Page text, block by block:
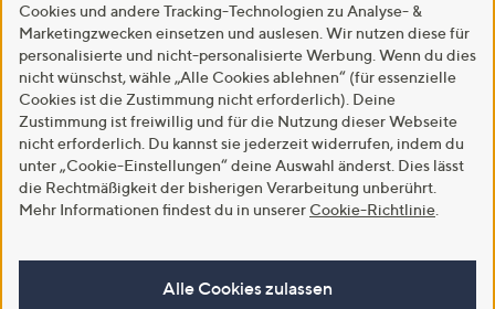
Cookies und andere Tracking-Technologien zu Analyse- &
Marketingzwecken einsetzen und auslesen. Wir nutzen diese für
personalisierte und nicht-personalisierte Werbung. Wenn du dies
nicht wünschst, wähle „Alle Cookies ablehnen“ (für essenzielle
Cookies ist die Zustimmung nicht erforderlich). Deine
Zustimmung ist freiwillig und für die Nutzung dieser Webseite
nicht erforderlich. Du kannst sie jederzeit widerrufen, indem du
unter „Cookie-Einstellungen“ deine Auswahl änderst. Dies lässt
die Rechtmäßigkeit der bisherigen Verarbeitung unberührt.
Mehr Informationen findest du in unserer Cookie-Richtlinie
Alle Cookies zulassen